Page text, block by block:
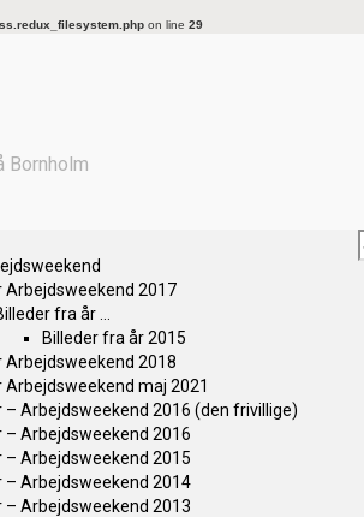
on line 29
Bornholm
Arbejdsweekend 2017
fra år …
Billeder fra år 2015
Arbejdsweekend 2018
Arbejdsweekend maj 2021
– Arbejdsweekend 2016 (den frivillige)
– Arbejdsweekend 2016
– Arbejdsweekend 2015
– Arbejdsweekend 2014
– Arbejdsweekend 2013